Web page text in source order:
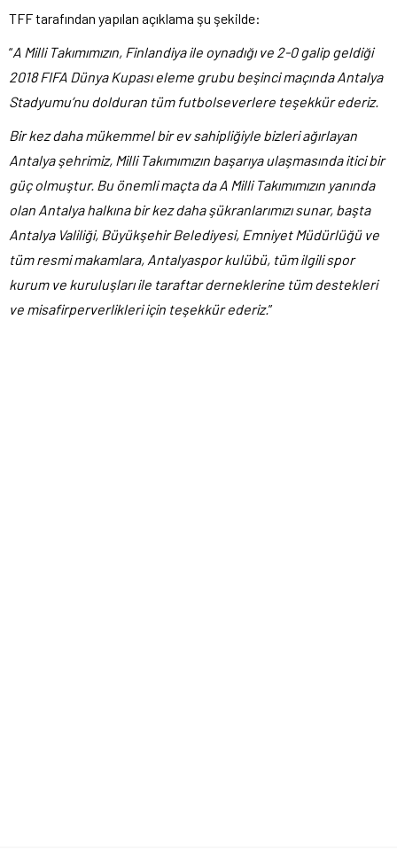
TFF tarafından yapılan açıklama şu şekilde:
“A Milli Takımımızın, Finlandiya ile oynadığı ve 2-0 galip geldiği
2018 FIFA Dünya Kupası eleme grubu beşinci maçında Antalya
Stadyumu’nu dolduran tüm futbolseverlere teşekkür ederiz.
Bir kez daha mükemmel bir ev sahipliğiyle bizleri ağırlayan
Antalya şehrimiz, Milli Takımımızın başarıya ulaşmasında itici bir
güç olmuştur. Bu önemli maçta da A Milli Takımımızın yanında
olan Antalya halkına bir kez daha şükranlarımızı sunar, başta
Antalya Valiliği, Büyükşehir Belediyesi, Emniyet Müdürlüğü ve
tüm resmi makamlara, Antalyaspor kulübü, tüm ilgili spor
kurum ve kuruluşları ile taraftar derneklerine tüm destekleri
ve misafirperverlikleri için teşekkür ederiz.”